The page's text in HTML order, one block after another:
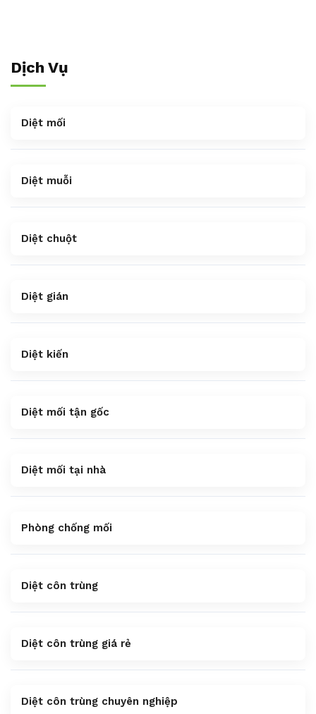
Dịch Vụ
Diệt mối
Diệt muỗi
Diệt chuột
Diệt gián
Diệt kiến
Diệt mối tận gốc
Diệt mối tại nhà
Phòng chống mối
Diệt côn trùng
Diệt côn trùng giá rẻ
Diệt côn trùng chuyên nghiệp